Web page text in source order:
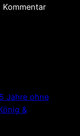
Jahre ohne
&